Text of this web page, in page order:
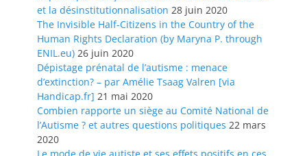
et la désinstitutionnalisation 28 juin 2020
The Invisible Half-Citizens in the Country of the
Human Rights Declaration (by Maryna P. through
ENIL.eu) 26 juin 2020
Dépistage prénatal de l’autisme : menace
d’extinction? – par Amélie Tsaag Valren [via
Handicap.fr] 21 mai 2020
Combien rapporte un siège au Comité National de
l’Autisme ? et autres questions politiques 22 mars
2020